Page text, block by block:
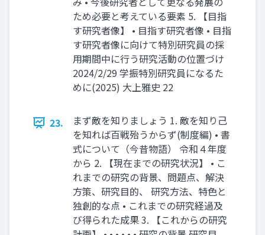
ため必要と考えている要素 5. 【目指
す研究者像】 • 目指す研究者像 • 目指
す研究者像に向けて特別研究員の採
用期間中に行う研究活動の位置づけ
2024/2/29 学振特別研究員になるた
めに(2025) 大上雅史 22
23.
まず敵を知りましょう 1. 敵を知り己
を知れば百戦殆うからず(制度編) • 書
式について（今昔物語） 令和４年度
から 2. 【現在までの研究状況】 • こ
れまでの研究の背景、問題点、解決
方策、研究目的、 研究方法、特色と
独創的な点 • これまでの研究経過及
び得られた成果 3. 【これからの研究